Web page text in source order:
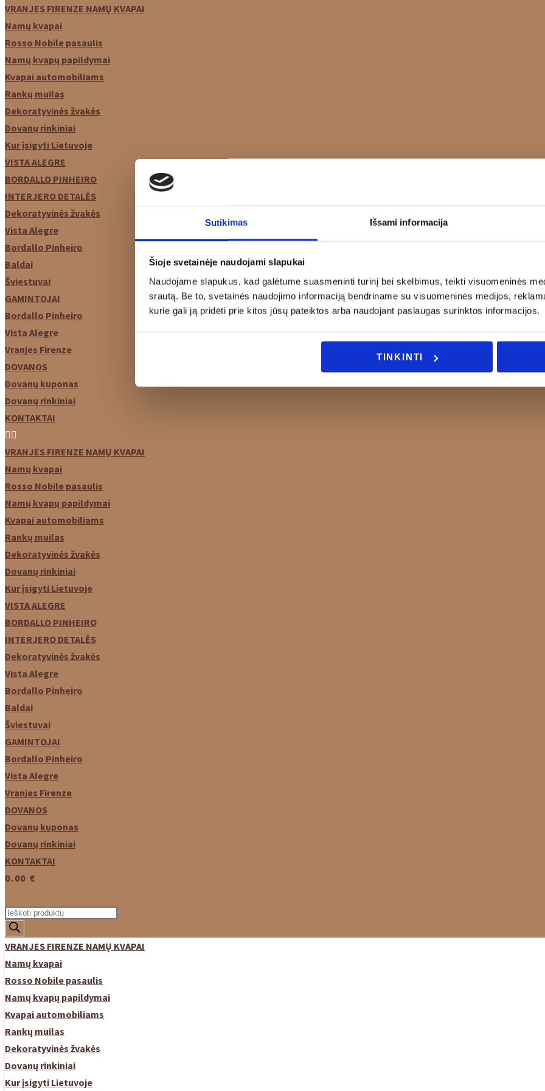
Sutikimas Išsami informacija
Šioje svetainėje naudojami slapukai
Naudojame slapukus, kad galėtume suasmeninti turinį bei skelbimus, teikti visuomeninės
srautą. Be to, svetainės naudojimo informaciją bendriname su visuomeninės medijos,
kurie gali ją pridėti prie kitos jūsų pateiktos arba naudojant paslaugas surinktos informacijos.
TINKINTI
VRANJES FIRENZE NAMŲ KVAPAI
Namų kvapai
Rosso Nobile pasaulis
Namų kvapų papildymai
Kvapai automobiliams
Rankų muilas
Dekoratyvinės žvakės
Dovanų rinkiniai
Kur įsigyti Lietuvoje
VISTA ALEGRE
BORDALLO PINHEIRO
INTERJERO DETALĖS
Dekoratyvinės žvakės
Vista Alegre
Bordallo Pinheiro
Baldai
Šviestuvai
GAMINTOJAI
Bordallo Pinheiro
Vista Alegre
Vranjes Firenze
DOVANOS
Dovanų kuponas
Dovanų rinkiniai
KONTAKTAI
VRANJES FIRENZE NAMŲ KVAPAI
Namų kvapai
Rosso Nobile pasaulis
Namų kvapų papildymai
Kvapai automobiliams
Rankų muilas
Dekoratyvinės žvakės
Dovanų rinkiniai
Kur įsigyti Lietuvoje
VISTA ALEGRE
BORDALLO PINHEIRO
INTERJERO DETALĖS
Dekoratyvinės žvakės
Vista Alegre
Bordallo Pinheiro
Baldai
Šviestuvai
GAMINTOJAI
Bordallo Pinheiro
Vista Alegre
Vranjes Firenze
DOVANOS
Dovanų kuponas
Dovanų rinkiniai
KONTAKTAI
0.00 €
Products
search
VRANJES FIRENZE NAMŲ KVAPAI
Namų kvapai
Rosso Nobile pasaulis
Namų kvapų papildymai
Kvapai automobiliams
Rankų muilas
Dekoratyvinės žvakės
Dovanų rinkiniai
Kur įsigyti Lietuvoje